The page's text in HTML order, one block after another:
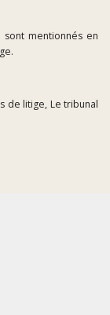
mentionnés en
de litige, Le tribunal